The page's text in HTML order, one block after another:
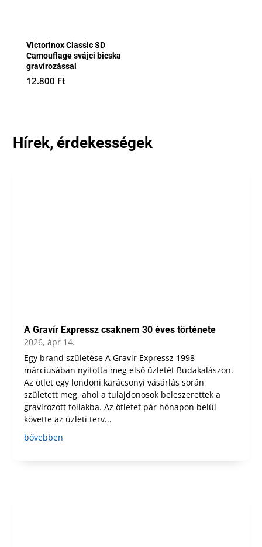
Victorinox Classic SD
Camouflage svájci bicska
gravírozással
12.800 Ft
Hírek, érdekességek
A Gravír Expressz csaknem 30 éves története
2026, ápr 14.
Egy brand születése A Gravír Expressz 1998
márciusában nyitotta meg első üzletét Budakalászon.
Az ötlet egy londoni karácsonyi vásárlás során
született meg, ahol a tulajdonosok beleszerettek a
gravírozott tollakba. Az ötletet pár hónapon belül
követte az üzleti terv...
bővebben